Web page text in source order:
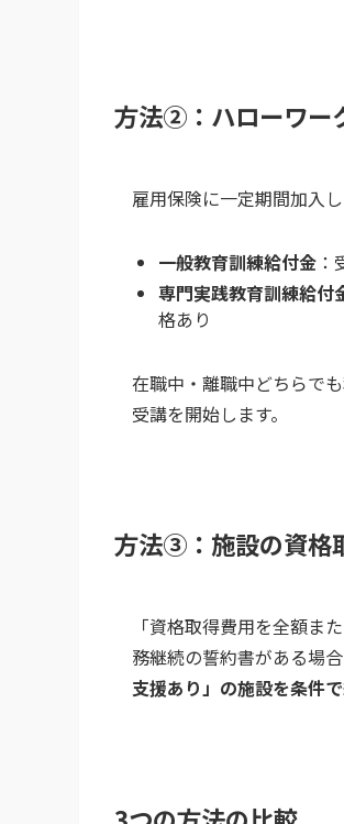
方法②：ハローワー
雇用保険に一定期間加入
一般教育訓練給付金
専門実践教育訓練給付
格あり
在職中・離職中どちらで
受講を開始します。
方法③：施設の資格
「資格取得費用を全額ま
務継続の誓約書がある場
支援あり」の施設を条件